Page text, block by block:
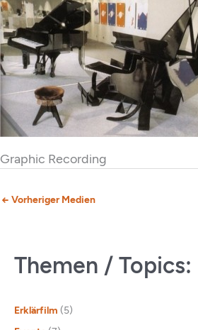
Graphic Recording
← Vorheriger Medien
Themen / Topics:
Erklärfilm (5)